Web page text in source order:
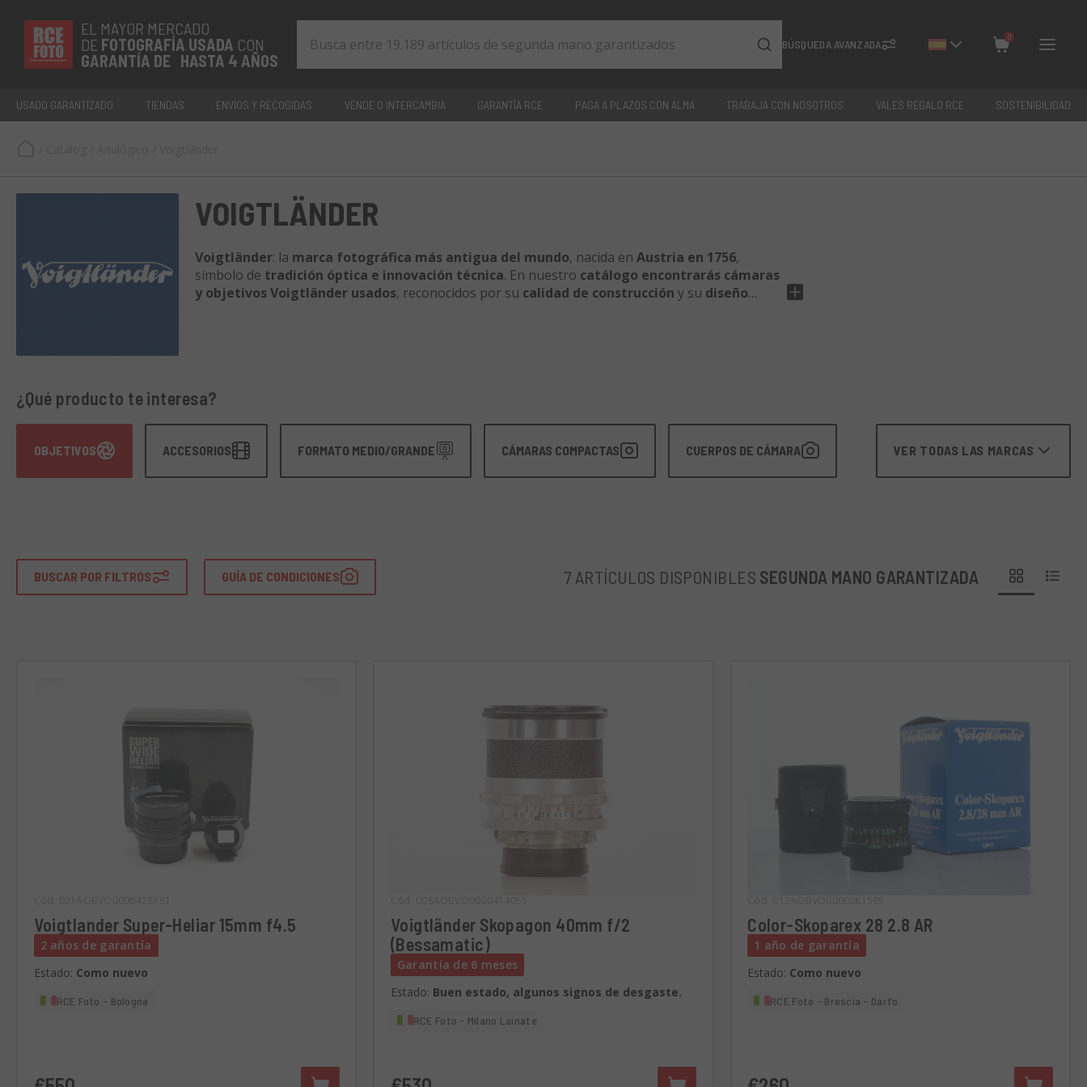
EL MAYOR MERCADO
DE FOTOGRAFÍA USADA CON
GARANTÍA DE HASTA 4 AÑOS
BÚSQUEDA AVANZADA
0
Cerrar
USADO GARANTIZADO TIENDAS ENVÍOS Y RECOGIDAS VENDE O INTERCAMBIA GARANTÍA RCE PAGA A PLAZOS CON ALMA TRABAJA CON NOSOTROS VALES REGALO RCE SOSTENIBILIDAD
VOIGTLÄNDER
Voigtländer: la marca fotográfica más antigua del mundo, nacida en Austria en 1756,
símbolo de tradición óptica e innovación técnica. En nuestro catálogo encontrarás cámaras
y objetivos Voigtländer usados, reconocidos por su calidad de construcción y su diseño
¿Qué producto te interesa?
OBJETIVOS ACCESORIOS FORMATO MEDIO/GRANDE CÁMARAS COMPACTAS CUERPOS DE CÁMARA VER TODAS LAS MARCAS
BUSCAR POR FILTROS GUÍA DE CONDICIONES 7 ARTÍCULOS DISPONIBLES SEGUNDA MANO GARANTIZADA
Voigtlander Super-Heliar 15mm f4.5
2 años de garantía
Estado: Como nuevo
RCE Foto - Bologna
Voigtländer Skopagon 40mm f/2
(Bessamatic)
Garantía de 6 meses
Estado: Buen estado, algunos signos de desgaste.
RCE Foto - Milano Lainate
Color-Skoparex 28 2.8 AR
1 año de garantía
Estado: Como nuevo
RCE Foto - Brescia - Darfo